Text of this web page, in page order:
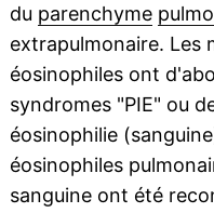
du parenchyme
extrapulmonaire. Les
éosinophiles ont
syndromes "PIE" ou
éosinophilie
éosinophiles
sanguine ont été